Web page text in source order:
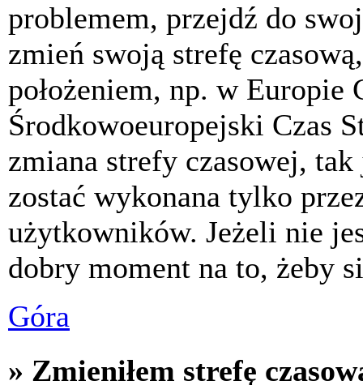
problemem, przejdź do
zmień swoją strefę
położeniem, np. w Europie
Środkowoeuropejski Czas
zmiana strefy czasowej,
zostać wykonana tylko
użytkowników. Jeżeli nie
dobry moment na to, żeby
Góra
» Zmieniłem strefę